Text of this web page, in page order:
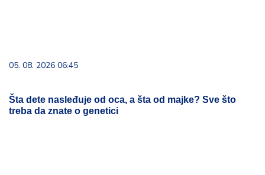
05. 08. 2026 06:45
Šta dete nasleđuje od oca, a šta od majke? Sve što
treba da znate o genetici